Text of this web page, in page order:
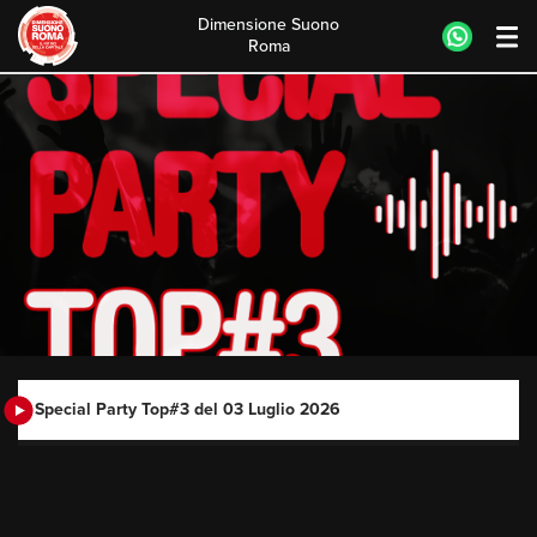
Skip
content
Dimensione Suono
Roma
Special Party Top#3 del 03 Luglio 2026